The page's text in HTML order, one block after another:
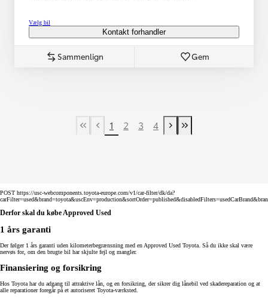
Vælg bil
Kontakt forhandler
Sammenlign Gem
First Page
Tidligere side
1 2 3 4
Næste side
Last Page
POST https://usc-webcomponents.toyota-europe.com/v1/car-filter/dk/da?
Derfor skal du købe Approved Used
1 års garanti
Der følger 1 års garanti uden kilometerbegrænsning med en Approved Used Toyota. Så du ikke skal være
nervøs for, om den brugte bil har skjulte fejl og mangler.
Finansiering og forsikring
Hos Toyota har du adgang til attraktive lån, og en forsikring, der sikrer dig lånebil ved skadereparation og at
alle reparationer foregår på et autoriseret Toyota-værksted.